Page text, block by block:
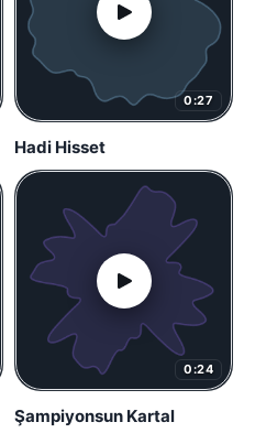
0:27
Hadi Hisset
0:24
Şampiyonsun Kartal